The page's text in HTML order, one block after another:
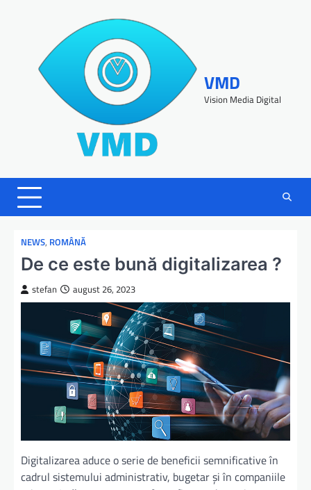
VMD
Vision Media Digital
NEWS, ROMÂNĂ
De ce este bună digitalizarea ?
stefan august 26, 2023
Digitalizarea aduce o serie de beneficii semnificative în
cadrul sistemului administrativ, bugetar și în companiile